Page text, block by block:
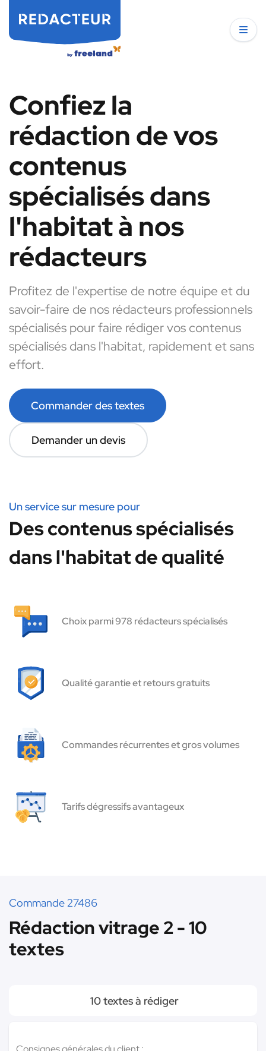
Confiez la
rédaction de vos
contenus
spécialisés dans
l'habitat à nos
rédacteurs
Profitez de l'expertise de notre équipe et du
savoir-faire de nos rédacteurs professionnels
spécialisés pour faire rédiger vos contenus
spécialisés dans l'habitat, rapidement et sans
effort.
Commander des textes
Demander un devis
Un service sur mesure pour
Des contenus spécialisés
dans l'habitat de qualité
Choix parmi 978 rédacteurs spécialisés
Qualité garantie et retours gratuits
Commandes récurrentes et gros volumes
Tarifs dégressifs avantageux
Commande 27486
Rédaction vitrage 2 - 10
textes
10 textes à rédiger